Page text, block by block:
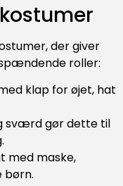
der giver
roller:
klap for øjet, hat
sværd gør dette til
med maske,
børn.